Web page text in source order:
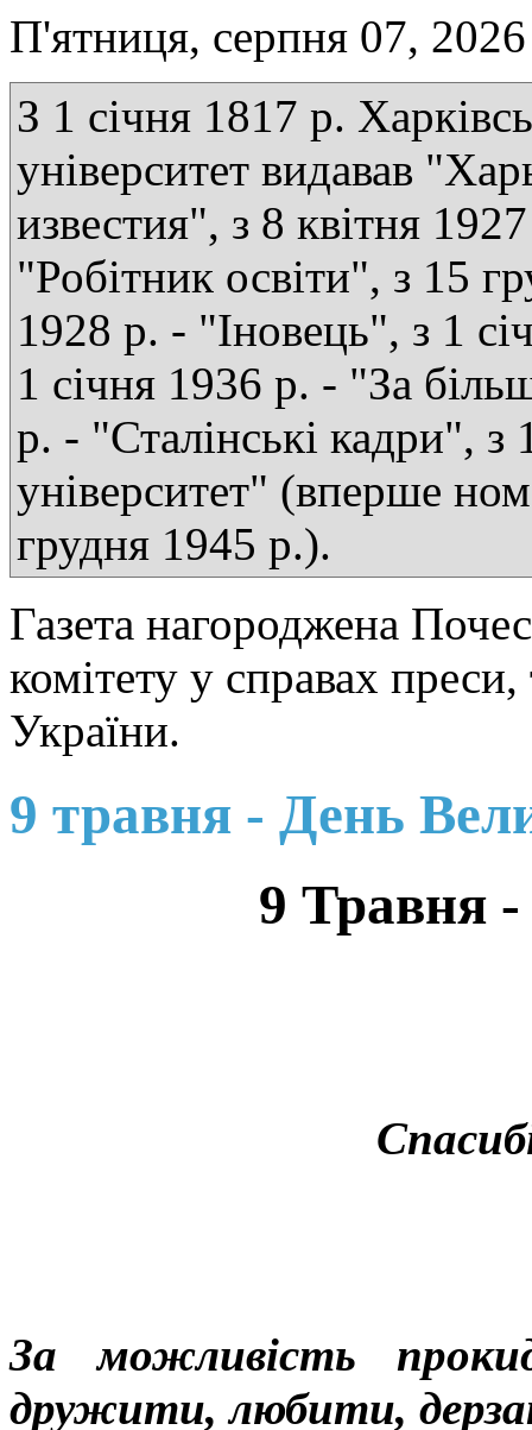
П'ятниця, серпня 07, 2026
З 1 січня 1817 р.
університет видавав
известия", з 8 квітня
"Робітник освіти", з 15
1928 р. - "Іновець", з 1
1 січня 1936 р. - "За
р. - "Сталінські кадри",
університет" (вперше
грудня 1945 р.).
Газета нагороджена
комітету у справах
України.
9 травня - День
9 Травня
За можливість
дружити, любити,